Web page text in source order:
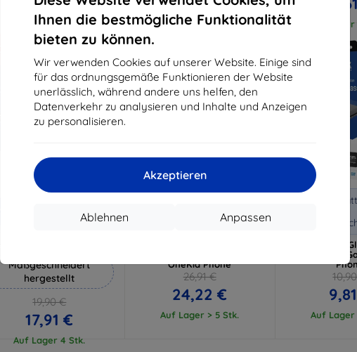
Ihnen die bestmögliche Funktionalität
bieten zu können.
Wir verwenden Cookies auf unserer Website. Einige sind
für das ordnungsgemäße Funktionieren der Website
unerlässlich, während andere uns helfen, den
Datenverkehr zu analysieren und Inhalte und Anzeigen
zu personalisieren.
Akzeptieren
Anpassen
Ablehnen
Auf Lager 3 Stk. Auf Lager > 5 Stk. Auf
EXTRA10
Hammer Schutzfolie
Maßgeschneidert
hergestellt
19,90 €
17,91 €
Auf Lager 4 Stk.
Gutschein
OneKid Phone
26,91 €
24,22 €
Auf Lager > 5 Stk.
Rabatt
3mk
Hartglas für
Auf Lager